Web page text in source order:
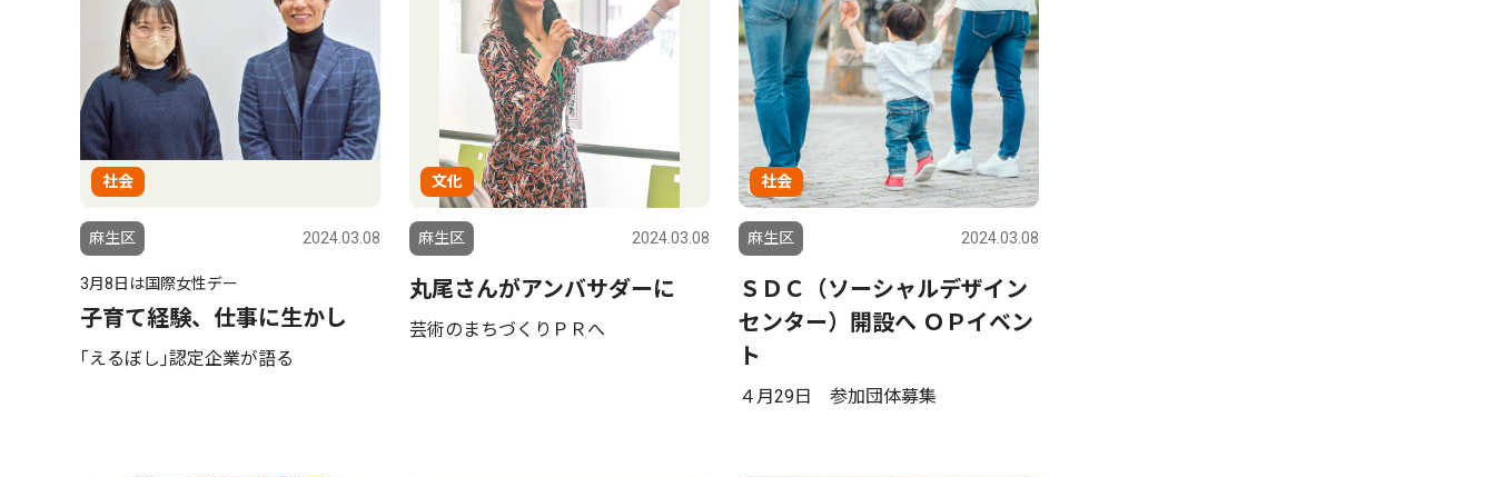
社会
麻生区 2024.03.08
3月8日は国際女性デー
子育て経験、仕事に生かし
｢えるぼし｣認定企業が語る
文化
麻生区 2024.03.08
丸尾さんがアンバサダーに
芸術のまちづくりＰＲへ
社会
麻生区 2024.03.08
ＳＤＣ（ソーシャルデザイン
センター）開設へ ＯＰイベン
ト
４月29日 参加団体募集